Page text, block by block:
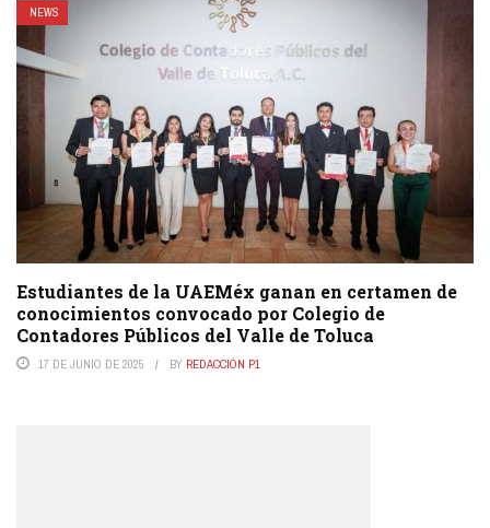
NEWS
Estudiantes de la UAEMéx ganan en certamen de
conocimientos convocado por Colegio de
Contadores Públicos del Valle de Toluca
17 DE JUNIO DE 2025 BY REDACCIÓN P1